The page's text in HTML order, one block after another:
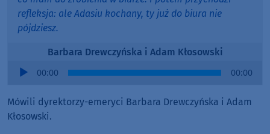
refleksja: ale Adasiu kochany, ty już do biura nie
pójdziesz.
Barbara Drewczyńska i Adam Kłosowski
Audio
00:00 00:00
Mówili dyrektorzy-emeryci Barbara Drewczyńska i Adam
Kłosowski.